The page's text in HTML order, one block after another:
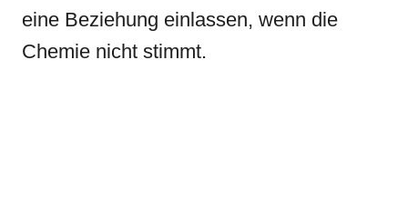
eine Beziehung einlassen, wenn die
Chemie nicht stimmt.